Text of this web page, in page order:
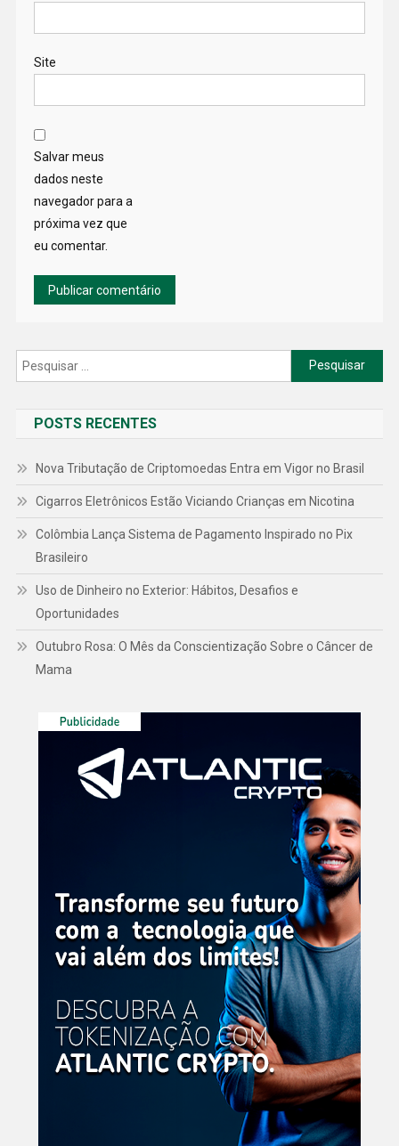
Site
Salvar meus
dados neste
navegador para a
próxima vez que
eu comentar.
Pesquisar
por:
POSTS RECENTES
Nova Tributação de Criptomoedas Entra em Vigor no Brasil
Cigarros Eletrônicos Estão Viciando Crianças em Nicotina
Colômbia Lança Sistema de Pagamento Inspirado no Pix
Brasileiro
Uso de Dinheiro no Exterior: Hábitos, Desafios e
Oportunidades
Outubro Rosa: O Mês da Conscientização Sobre o Câncer de
Mama